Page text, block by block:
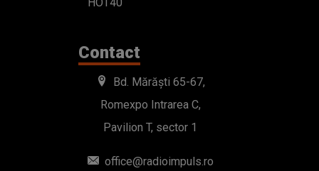
Contact
Bd. Mărăști 65-67,
Romexpo Intrarea C,
Pavilion T, sector 1
office@radioimpuls.ro